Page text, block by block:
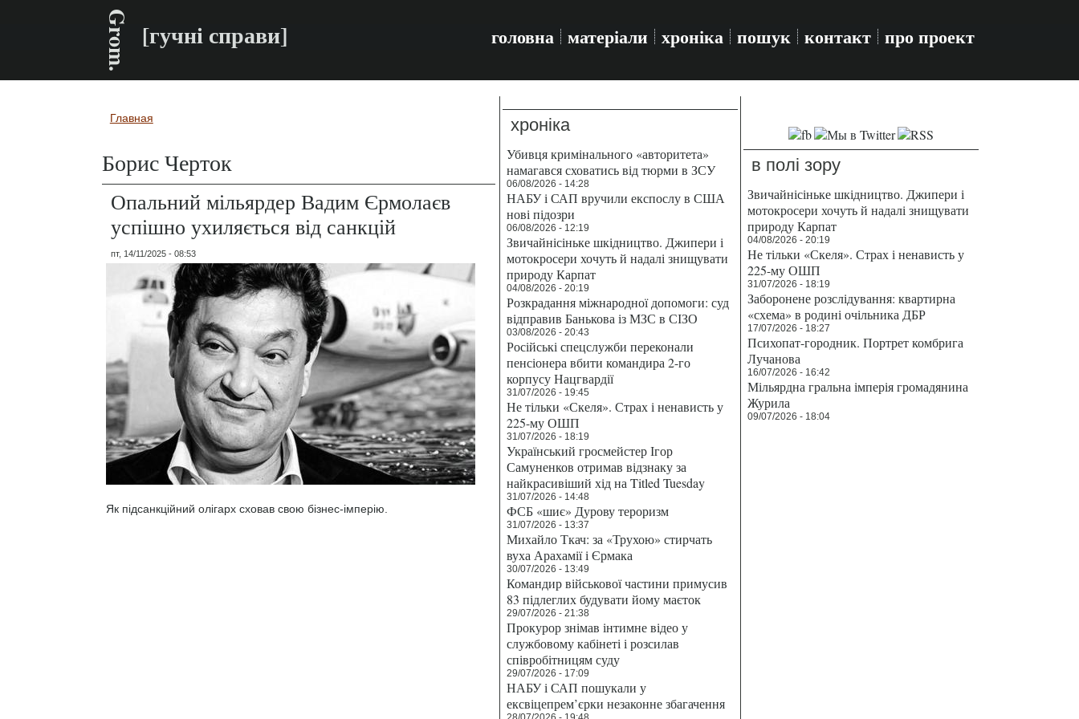
Grom. [гучні справи] головна матеріали хроніка пошук контакт про проект
Вы здесь
Главная
Борис Черток
Опальний мільярдер Вадим Єрмолаєв
успішно ухиляється від санкцій
пт, 14/11/2025 - 08:53
Як підсанкційний олігарх сховав свою бізнес-імперію.
хроніка
Убивця кримінального «авторитета»
намагався сховатись від тюрми в ЗСУ
06/08/2026 - 14:28
НАБУ і САП вручили експослу в США
нові підозри
06/08/2026 - 12:19
Звичайнісіньке шкідництво. Джипери і
мотокросери хочуть й надалі знищувати
природу Карпат
04/08/2026 - 20:19
Розкрадання міжнародної допомоги: суд
відправив Банькова із МЗС в СІЗО
03/08/2026 - 20:43
Російські спецслужби переконали
пенсіонера вбити командира 2-го
корпусу Нацгвардії
31/07/2026 - 19:45
Не тільки «Скеля». Страх і ненависть у
225-му ОШП
31/07/2026 - 18:19
Український гросмейстер Ігор
Самуненков отримав відзнаку за
найкрасивіший хід на Titled Tuesday
31/07/2026 - 14:48
ФСБ «шиє» Дурову тероризм
31/07/2026 - 13:37
Михайло Ткач: за «Трухою» стирчать
вуха Арахамії і Єрмака
30/07/2026 - 13:49
Командир військової частини примусив
83 підлеглих будувати йому маєток
29/07/2026 - 21:38
Прокурор знімав інтимне відео у
службовому кабінеті і розсилав
співробітницям суду
29/07/2026 - 17:09
НАБУ і САП пошукали у
ексвіцепрем’єрки незаконне збагачення
в полі зору
Звичайнісіньке шкідництво. Джипери і
мотокросери хочуть й надалі знищувати
природу Карпат
04/08/2026 - 20:19
Не тільки «Скеля». Страх і ненависть у
225-му ОШП
31/07/2026 - 18:19
Заборонене розслідування: квартирна
«схема» в родині очільника ДБР
17/07/2026 - 18:27
Психопат-городник. Портрет комбрига
Лучанова
16/07/2026 - 16:42
Мільярдна гральна імперія громадянина
Журила
09/07/2026 - 18:04